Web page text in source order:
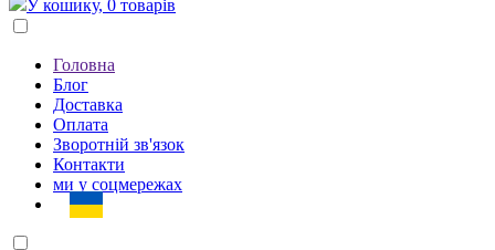
У кошику, 0 товарів
Головна
Блог
Доставка
Оплата
Зворотній зв'язок
Контакти
ми у соцмережах